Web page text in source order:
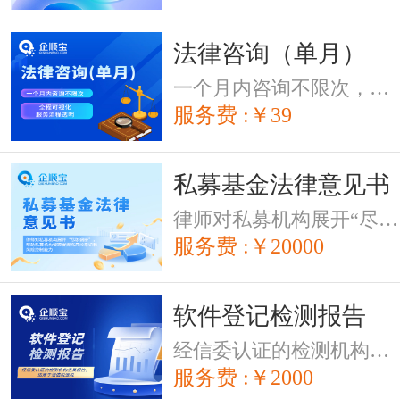
法律咨询（单月）
一个月内咨询不限次，下单即送《创业法律指南书》3.0版，送完为止
服务费 :￥39
私募基金法律意见书
律师对私募机构展开“尽职调研”，帮助私募机构管理者提高风控意识和风险控制能力。
服务费 :￥20000
软件登记检测报告
经信委认证的检测机构出具报告，适用于增值税退税
服务费 :￥2000